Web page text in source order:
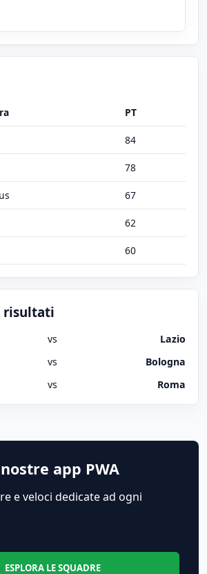
PT
84
78
67
62
60
risultati
vs
Lazio
vs
Bologna
vs Roma
app PWA
e veloci dedicate ad ogni
ESPLORA LE SQUADRE